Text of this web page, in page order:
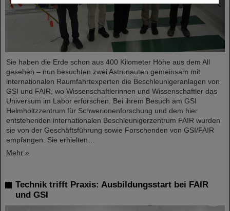
Sie haben die Erde schon aus 400 Kilometer Höhe aus dem All
gesehen – nun besuchten zwei Astronauten gemeinsam mit
internationalen Raumfahrtexperten die Beschleunigeranlagen von
GSI und FAIR, wo Wissenschaftlerinnen und Wissenschaftler das
Universum im Labor erforschen. Bei ihrem Besuch am GSI
Helmholtzzentrum für Schwerionenforschung und dem hier
entstehenden internationalen Beschleunigerzentrum FAIR wurden
sie von der Geschäftsführung sowie Forschenden von GSI/FAIR
empfangen. Sie erhielten…
Mehr »
Technik trifft Praxis: Ausbildungsstart bei FAIR
und GSI